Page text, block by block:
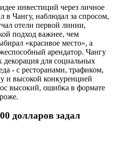
инвестиций через личное
Чангу, наблюдал за спросом,
отели первой линии,
подход важнее, чем
«красивое место», а
арендатор. Чангу
декорация для социальных
- с ресторанами, трафиком,
и высокой конкуренцией
высокий, ошибка в формате
долларов задал